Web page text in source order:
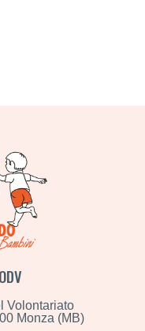
Volontariato
Monza (MB)